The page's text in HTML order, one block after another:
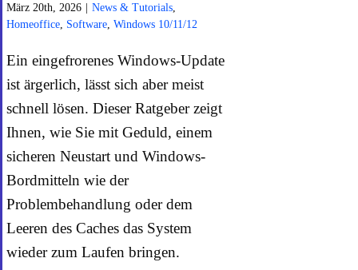
März 20th, 2026 | News & Tutorials
Homeoffice Software Windows 10/11/12
Ein eingefrorenes Windows-Update
ist ärgerlich, lässt sich aber meist
schnell lösen. Dieser Ratgeber zeigt
Ihnen, wie Sie mit Geduld, einem
sicheren Neustart und Windows-
Bordmitteln wie der
Problembehandlung oder dem
Leeren des Caches das System
wieder zum Laufen bringen.